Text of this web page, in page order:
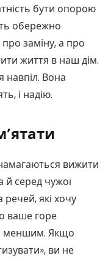
бути опорою
обережно
заміну, а про
життя в наш дім.
навпіл. Вона
і надію.
вижити
й серед чужої
речей, які хочу
ваше горе
меншим. Якщо
ви не